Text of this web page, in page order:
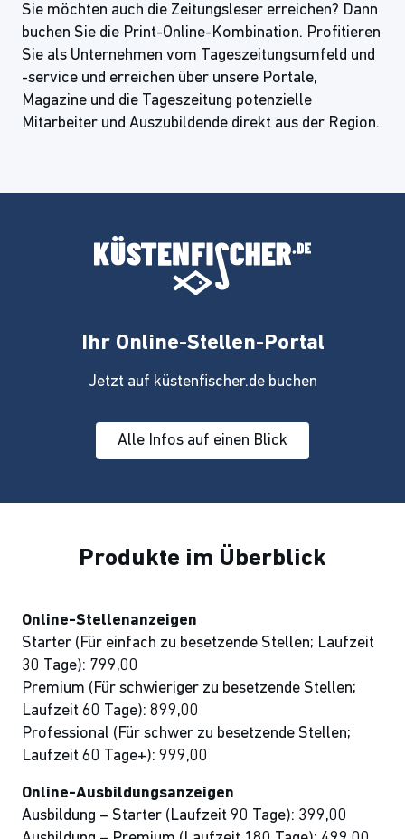
Sie möchten auch die Zeitungsleser erreichen? Dann
buchen Sie die Print-Online-Kombination. Profitieren
Sie als Unternehmen vom Tageszeitungsumfeld und
-service und erreichen über unsere Portale,
Magazine und die Tageszeitung potenzielle
Mitarbeiter und Auszubildende direkt aus der Region.
Ihr Online-Stellen-Portal
Jetzt auf küstenfischer.de buchen
Alle Infos auf einen Blick
Produkte im Überblick
Online-Stellenanzeigen
Starter (Für einfach zu besetzende Stellen; Laufzeit
30 Tage): 799,00
Premium (Für schwieriger zu besetzende Stellen;
Laufzeit 60 Tage): 899,00
Professional (Für schwer zu besetzende Stellen;
Laufzeit 60 Tage+): 999,00
Online-Ausbildungsanzeigen
Ausbildung – Starter (Laufzeit 90 Tage): 399,00